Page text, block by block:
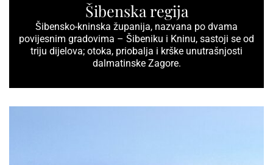
Šibensko-kninska županija, nazvana po dvama
povijesnim gradovima – Šibeniku i Kninu, sastoji se od
triju dijelova; otoka, priobalja i krške unutrašnjosti
dalmatinske Zagore.
Šibenska regija